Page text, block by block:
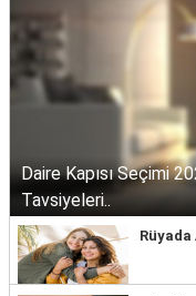
Daire Kapısı Seçimi
Tavsiyeleri..